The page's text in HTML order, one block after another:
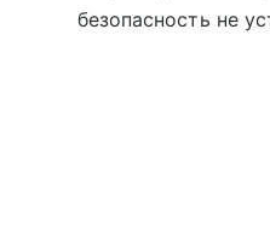
безопасность не